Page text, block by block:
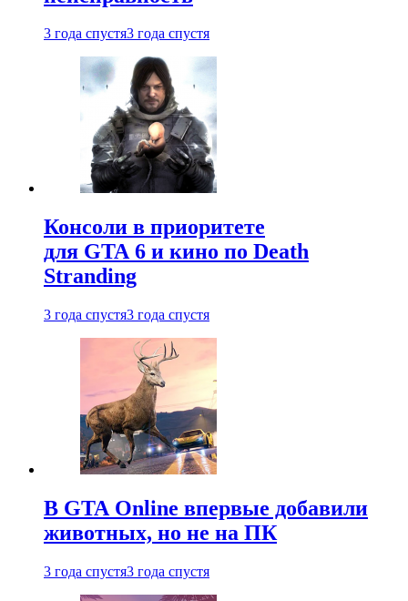
3 года спустя3 года спустя
Консоли в приоритете
для GTA 6 и кино по Death
Stranding
3 года спустя3 года спустя
В GTA Online впервые добавили
животных, но не на ПК
3 года спустя3 года спустя